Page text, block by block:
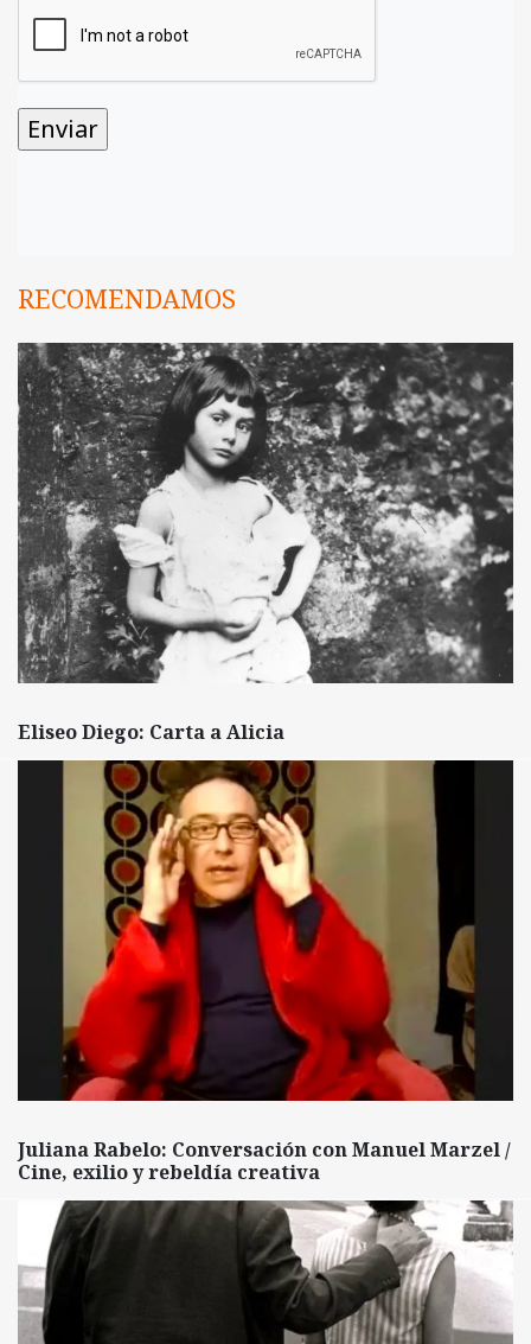
RECOMENDAMOS
Eliseo Diego: Carta a Alicia
Juliana Rabelo: Conversación con Manuel Marzel /
Cine, exilio y rebeldía creativa